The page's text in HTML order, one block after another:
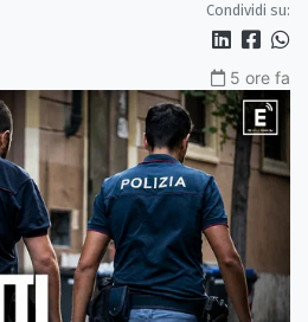
Condividi su:
5 ore fa